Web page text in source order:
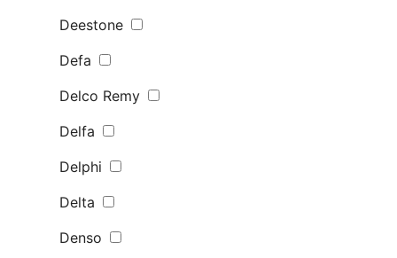
Deestone
Defa
Delco Remy
Delfa
Delphi
Delta
Denso